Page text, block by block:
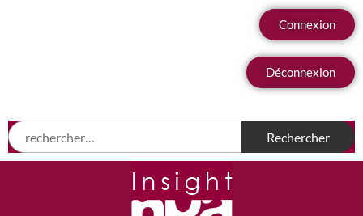
Connexion
Déconnexion